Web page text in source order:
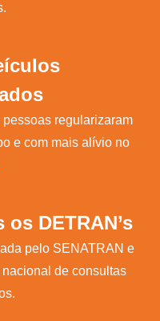
regularizaram
e com mais alívio no
DETRAN’s
pelo SENATRAN e
de consultas